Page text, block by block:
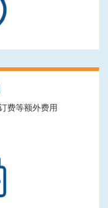
费等额外费用